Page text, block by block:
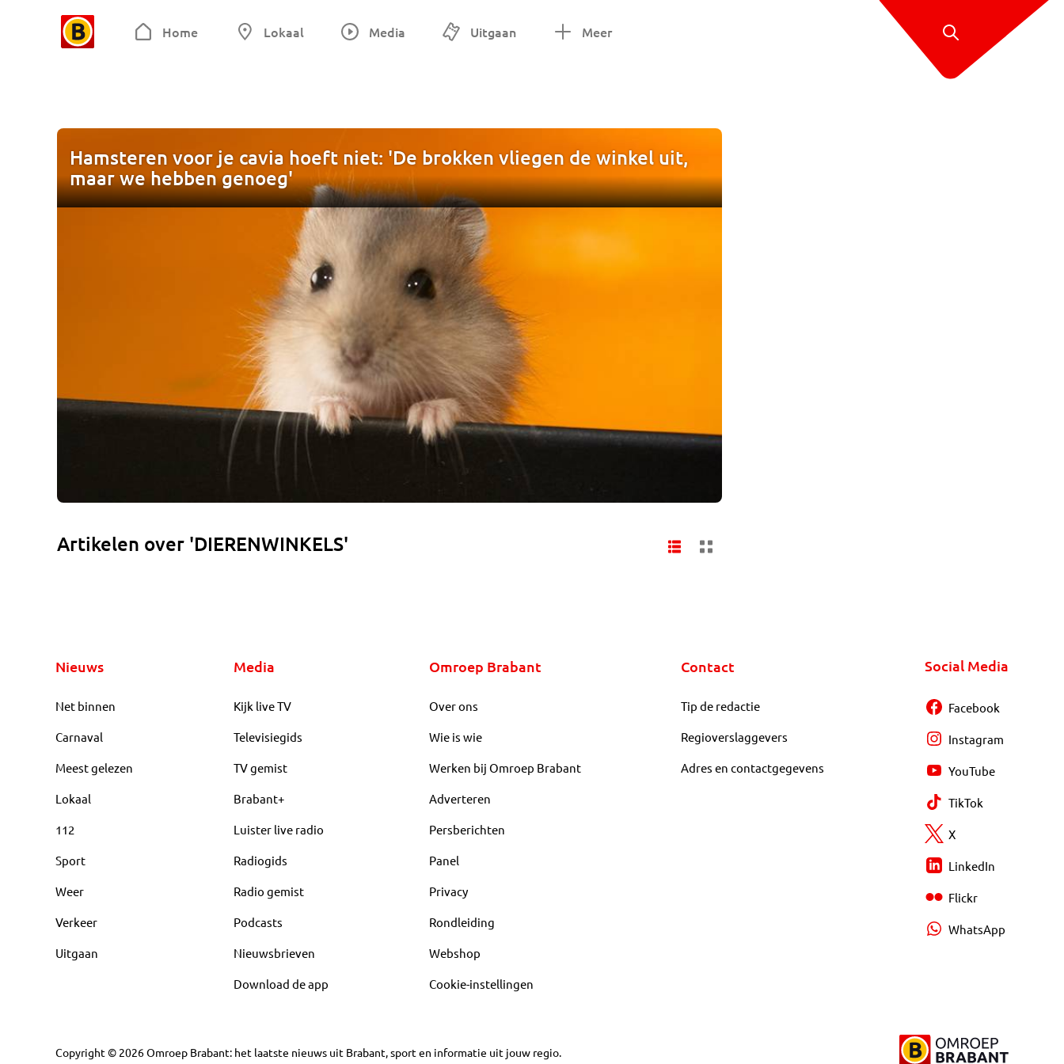
Home Lokaal Media Uitgaan Meer
Hamsteren voor je cavia hoeft niet: 'De brokken vliegen de winkel uit,
maar we hebben genoeg'
Artikelen over 'DIERENWINKELS'
Nieuws
Net binnen
Carnaval
Meest gelezen
Lokaal
112
Sport
Weer
Verkeer
Uitgaan
Media
Kijk live TV
Televisiegids
TV gemist
Brabant+
Luister live radio
Radiogids
Radio gemist
Podcasts
Nieuwsbrieven
Download de app
Omroep Brabant
Over ons
Wie is wie
Werken bij Omroep Brabant
Adverteren
Persberichten
Panel
Privacy
Rondleiding
Webshop
Cookie-instellingen
Contact
Tip de redactie
Regioverslaggevers
Adres en contactgegevens
Social Media
Facebook
Instagram
YouTube
TikTok
X
LinkedIn
Flickr
WhatsApp
Copyright © 2026Omroep Brabant: het laatste nieuws uit Brabant, sport en informatie uit jouw regio.